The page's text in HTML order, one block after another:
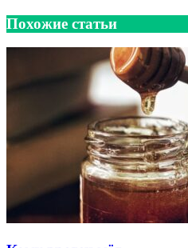
Похожие статьи